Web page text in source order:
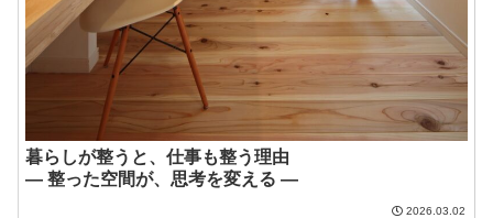
暮らしが整うと、仕事も整う理由
― 整った空間が、思考を変える ―
2026.03.02